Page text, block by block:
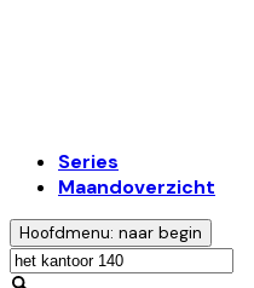
Series
Maandoverzicht
Hoofdmenu: naar begin